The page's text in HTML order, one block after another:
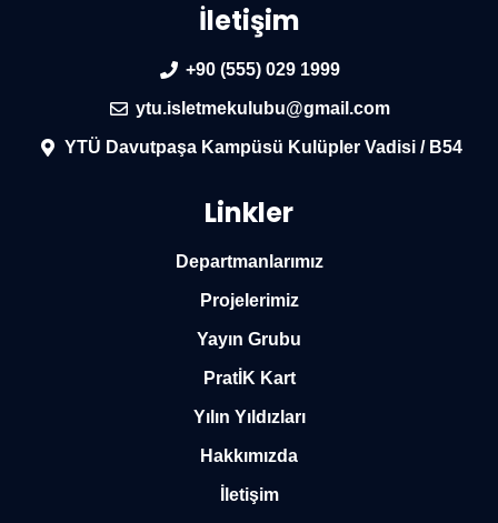
İletişim
+90 (555) 029 1999
ytu.isletmekulubu@gmail.com
YTÜ Davutpaşa Kampüsü Kulüpler Vadisi / B54
Linkler
Departmanlarımız
Projelerimiz
Yayın Grubu
PratİK Kart
Yılın Yıldızları
Hakkımızda
İletişim